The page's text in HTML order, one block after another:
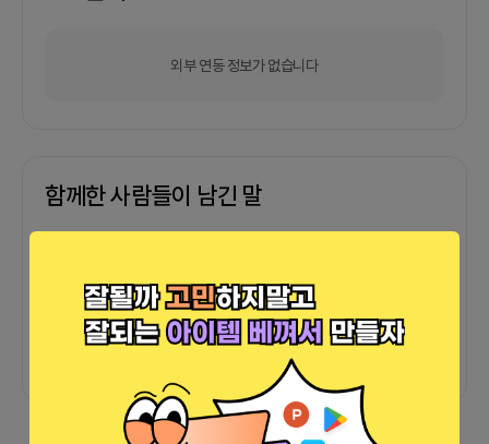
외부 연동 정보가 없습니다
함께한 사람들이 남긴 말
아직 후기가 도착하지 않았습니다